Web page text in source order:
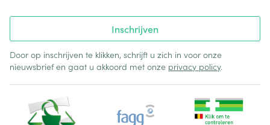
Inschrijven
Door op inschrijven te klikken, schrijft u zich in voor onze
nieuwsbrief en gaat u akkoord met onze privacy policy.